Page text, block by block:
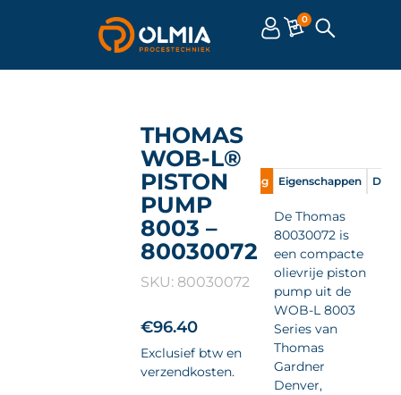
0
THOMAS
WOB-L®
PISTON
PUMP
8003 –
80030072
SKU: 80030072
€96.40
Exclusief btw en
verzendkosten.
Omschrijving Eigenschappen
De Thomas
80030072 is
een compacte
olievrije piston
pump uit de
WOB-L 8003
Series van
Thomas
Gardner
Denver,